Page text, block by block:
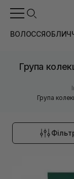
ВОЛОССЯ
Група
Група